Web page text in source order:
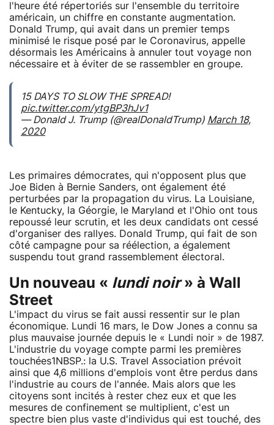
l'heure été répertoriés sur l'ensemble du territoire
américain, un chiffre en constante augmentation.
Donald Trump, qui avait dans un premier temps
minimisé le risque posé par le Coronavirus, appelle
désormais les Américains à annuler tout voyage non
nécessaire et à éviter de se rassembler en groupe.
15 DAYS TO SLOW THE SPREAD!
pic.twitter.com/ytgBP3hJv1
— Donald J. Trump (@realDonaldTrump) March 18,
2020
Les primaires démocrates, qui n'opposent plus que
Joe Biden à Bernie Sanders, ont également été
perturbées par la propagation du virus. La Louisiane,
le Kentucky, la Géorgie, le Maryland et l'Ohio ont tous
repoussé leur scrutin, et les deux candidats ont cessé
d'organiser des rallyes. Donald Trump, qui fait de son
côté campagne pour sa réélection, a également
suspendu tout grand rassemblement électoral.
Un nouveau « lundi noir» à Wall
Street
L'impact du virus se fait aussi ressentir sur le plan
économique. Lundi 16 mars, le Dow Jones a connu sa
plus mauvaise journée depuis le « Lundi noir » de 1987.
L'industrie du voyage compte parmi les premières
touchées1NBSP.: la U.S. Travel Association prévoit
ainsi que 4,6 millions d'emplois vont être perdus dans
l'industrie au cours de l'année. Mais alors que les
citoyens sont incités à rester chez eux et que les
mesures de confinement se multiplient, c'est un
spectre bien plus vaste d'individus qui est touché, des